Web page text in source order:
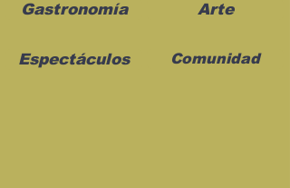
Gastronomía Arte
Espectáculos Comunidad